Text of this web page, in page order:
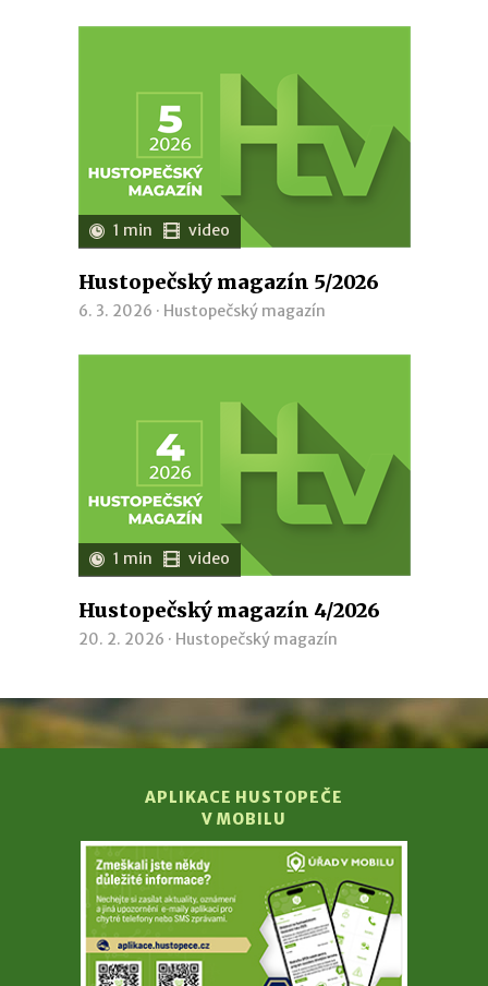
1 min video
Hustopečský magazín 5/2026
6. 3. 2026 · Hustopečský magazín
1 min video
Hustopečský magazín 4/2026
20. 2. 2026 · Hustopečský magazín
APLIKACE HUSTOPEČE
V MOBILU